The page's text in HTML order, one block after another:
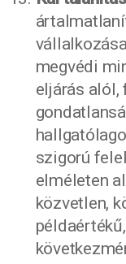
megvédi
eljárás alól,
szigorú
elméleten
közvetlen,